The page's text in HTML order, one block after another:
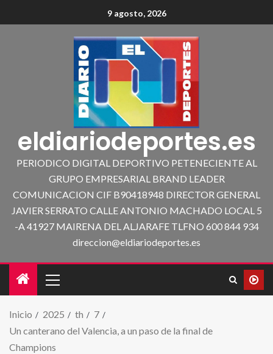
9 agosto, 2026
eldiariodeportes.es
PERIODICO DIGITAL DEPORTIVO PETENECIENTE AL
GRUPO EMPRESARIAL BRAND LEADER
COMUNICACION CIF B90418948 DIRECTOR GENERAL
JAVIER SERRATO CALLE ANTONIO MACHADO LOCAL 5
-A 41927 MAIRENA DEL ALJARAFE TLFNO 600 844 934
direccion@eldiariodeportes.es
Inicio 2025 th
7
Un canterano del Valencia, a un paso de la final de
Champions